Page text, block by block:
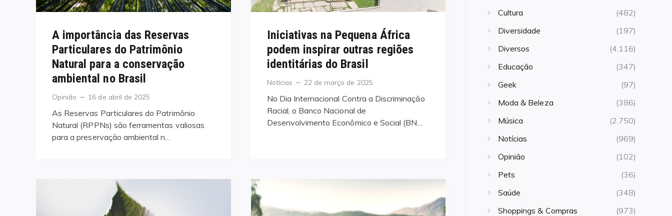
A importância das Reservas
Particulares do Patrimônio
Natural para a conservação
ambiental no Brasil
Categories
Opinião
Posted
16 de abril de 2025
As Reservas Particulares do Patrimônio
Natural (RPPNs) são ferramentas valiosas
para a preservação ambiental n…
Iniciativas na Pequena África
podem inspirar outras regiões
identitárias do Brasil
Categories
Notícias
Posted
22 de março de 2025
No Dia Internacional Contra a Discriminação
Racial, o Banco Nacional de
Desenvolvimento Econômico e Social (BN…
Cultura
(482)
Diversidade
(197)
Diversos
(4.116)
Educação
(347)
Geek
(97)
Moda & Beleza
(386)
Música
(2.750)
Notícias
(969)
Opinião
(102)
Pets
(36)
Saúde
(348)
Shoppings & Compras
(973)